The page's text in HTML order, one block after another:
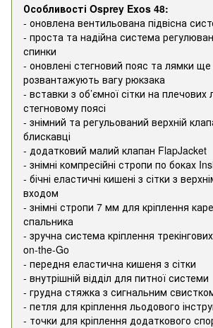
Особливості Osprey Exos 48:
- оновлена вентильована підвісна
- проста та надійна система
спинки
- оновлені стегновий пояс та лямки
розвантажують вагу рюкзака
- вставки з об’ємної сітки на плечових
стегновому поясі
- знімний та регульований верхній
блискавці
- додатковий малий клапан FlapJacket
- знімні компресійні стропи по боках
- бічні еластичні кишені з сітки з
входом
- знімні стропи 7 мм для кріплення
спальника
- зручна система кріплення
on-the-Go
- передня еластична кишеня з сітки
- внутрішній відділ для питної системи
- грудна стяжка з сигнальним
- петля для кріплення льодового
- точки для кріплення додаткового